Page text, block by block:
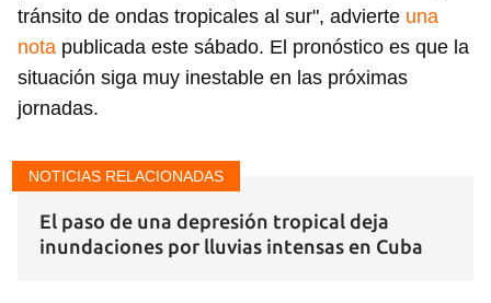
tránsito de ondas tropicales al sur", advierte una
nota publicada este sábado. El pronóstico es que la
situación siga muy inestable en las próximas
jornadas.
NOTICIAS RELACIONADAS
El paso de una depresión tropical deja
inundaciones por lluvias intensas en Cuba